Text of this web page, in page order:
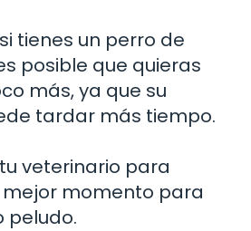
tienes un perro de
posible que quieras
más, ya que su
tardar más tiempo.
veterinario para
momento para
peludo.